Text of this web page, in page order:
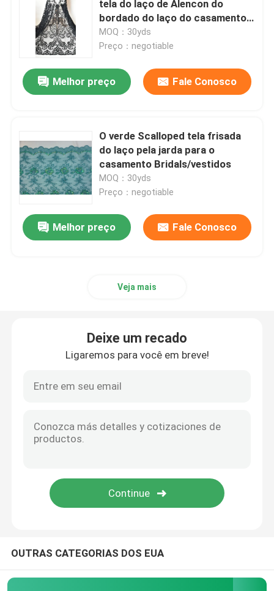
Tela frisada do laço
Tela do laço da lantejoula
guarnição de nylon do laço
Tela do laço do algodão
guarnição do laço do algodão
Cabo elástico de Earloop
tela do laço de Alencon do
bordado do laço do casamento
do marfim
MOQ：30yds
Preço：negotiable
Melhor preço Fale Conosco
O verde Scalloped tela frisada
do laço pela jarda para o
casamento Bridals/vestidos
MOQ：30yds
Preço：negotiable
Melhor preço Fale Conosco
Veja mais
Deixe um recado
Ligaremos para você em breve!
OUTRAS CATEGORIAS DOS EUA